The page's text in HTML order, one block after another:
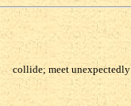
collide; meet unexpectedly